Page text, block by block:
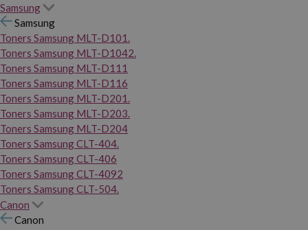
Samsung
Samsung
Toners Samsung MLT-D101.
Toners Samsung MLT-D1042.
Toners Samsung MLT-D111
Toners Samsung MLT-D116
Toners Samsung MLT-D201.
Toners Samsung MLT-D203.
Toners Samsung MLT-D204
Toners Samsung CLT-404.
Toners Samsung CLT-406
Toners Samsung CLT-4092
Toners Samsung CLT-504.
Canon
Canon